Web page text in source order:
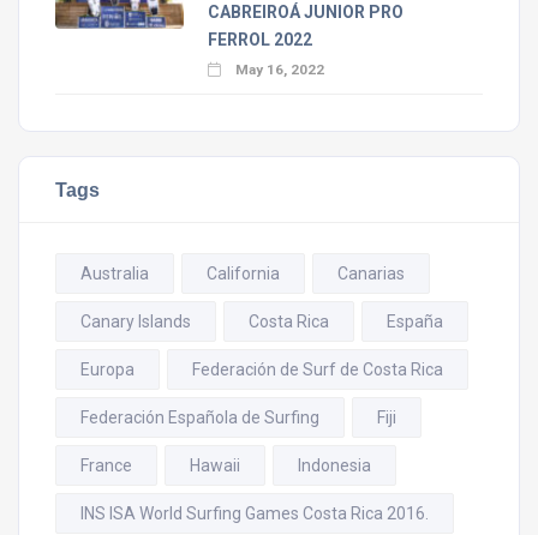
CABREIROÁ JUNIOR PRO
FERROL 2022
May 16, 2022
Tags
Australia California Canarias
Canary Islands Costa Rica España
Europa Federación de Surf de Costa Rica
Federación Española de Surfing Fiji
France Hawaii Indonesia
INS ISA World Surfing Games Costa Rica 2016.